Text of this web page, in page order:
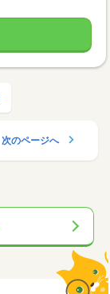
次のページへ